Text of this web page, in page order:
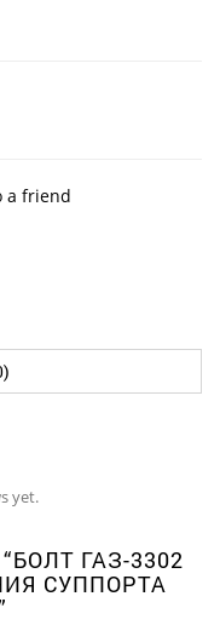
a friend
yet.
“БОЛТ ГАЗ-3302
СУППОРТА